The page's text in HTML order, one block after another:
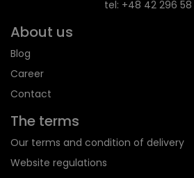
tel: +48 42 296
About us
Blog
Career
Contact
The terms
Our terms and condition of delivery
Website regulations